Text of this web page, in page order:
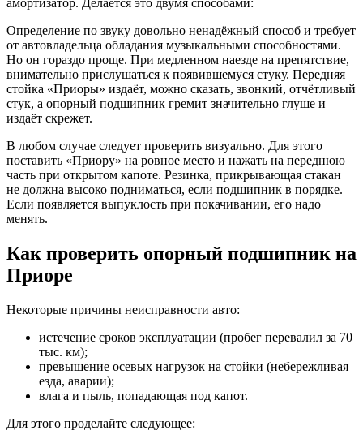
амортизатор. Делается это двумя способами:
Определение по звуку довольно ненадёжный способ и требует
от автовладельца обладания музыкальными способностями.
Но он гораздо проще. При медленном наезде на препятствие,
внимательно прислушаться к появившемуся стуку. Передняя
стойка «Приоры» издаёт, можно сказать, звонкий, отчётливый
стук, а опорный подшипник гремит значительно глуше и
издаёт скрежет.
В любом случае следует проверить визуально. Для этого
поставить «Приору» на ровное место и нажать на переднюю
часть при открытом капоте. Резинка, прикрывающая стакан
не должна высоко подниматься, если подшипник в порядке.
Если появляется выпуклость при покачивании, его надо
менять.
Как проверить опорный подшипник на
Приоре
Некоторые причины неисправности авто:
истечение сроков эксплуатации (пробег перевалил за 70
тыс. км);
превышение осевых нагрузок на стойки (небережливая
езда, аварии);
влага и пыль, попадающая под капот.
Для этого проделайте следующее: